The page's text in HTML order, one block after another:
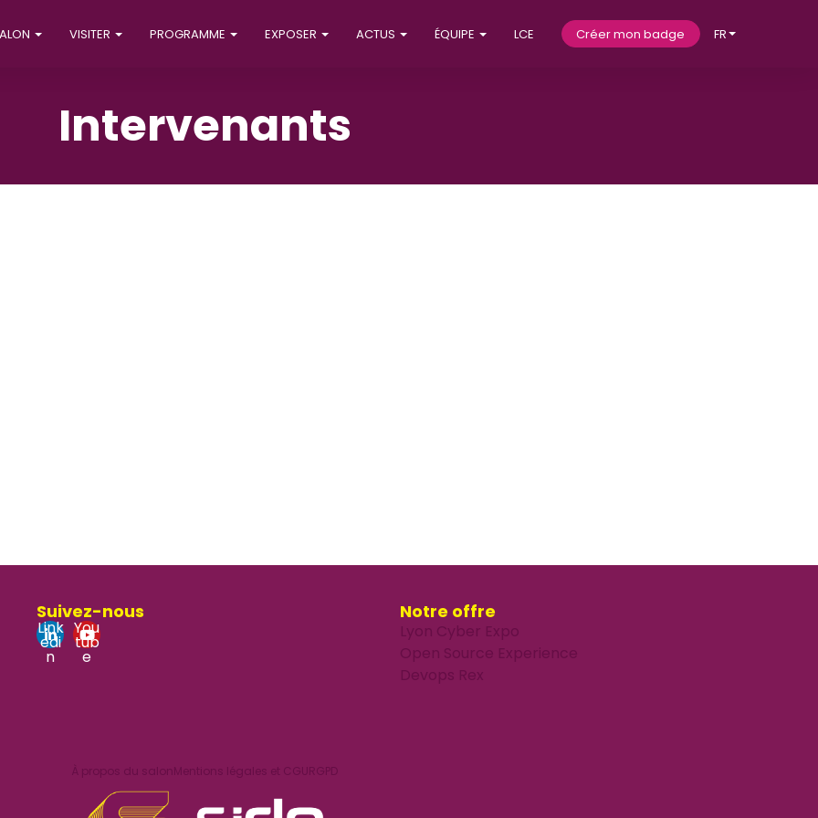
VISITER PROGRAMME EXPOSER ACTUS ÉQUIPE LCE Créer mon badge FR
Intervenants
Suivez-nous
Link
edi
n
You
tub
e
Notre offre
Lyon Cyber Expo
Open Source Experience
Devops Rex
À propos du salonMentions légales et CGURGPD